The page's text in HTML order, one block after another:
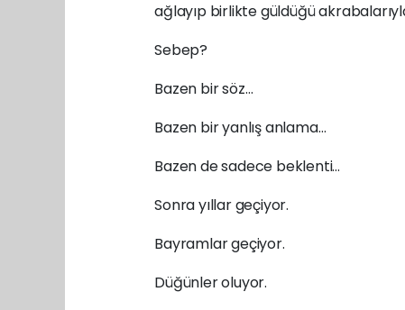
ağlayıp birlikte güldüğü
Sebep?
Bazen bir söz…
Bazen bir yanlış anlama…
Bazen de sadece beklenti…
Sonra yıllar geçiyor.
Bayramlar geçiyor.
Düğünler oluyor.